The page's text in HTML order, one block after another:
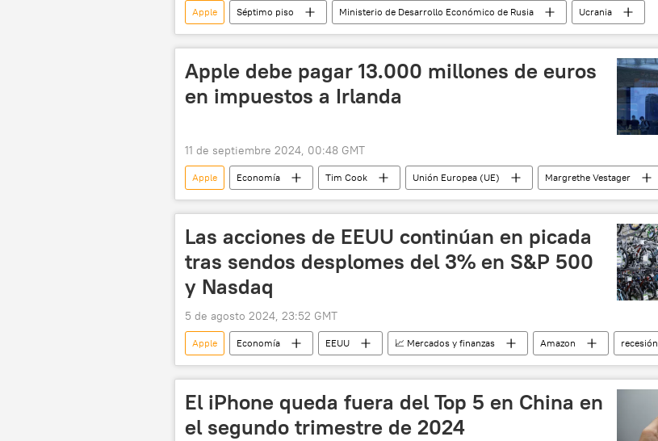
Apple Séptimo piso Ministerio de Desarrollo Económico de Rusia
Ucrania
OTAN
Google Irlanda Unión Europea (UE)
Apple debe pagar 13.000 millones de euros
en impuestos a Irlanda
11 de septiembre 2024, 00:48 GMT
Apple Economía Tim Cook Unión Europea (UE)
Margrethe Vestager
Irlanda
🌍 Europa
Las acciones de EEUU continúan en picada
tras sendos desplomes del 3% en S&P 500
y Nasdaq
5 de agosto 2024, 23:52 GMT
Apple Economía EEUU 📈 Mercados y finanzas Amazon recesión
El iPhone queda fuera del Top 5 en China en
el segundo trimestre de 2024